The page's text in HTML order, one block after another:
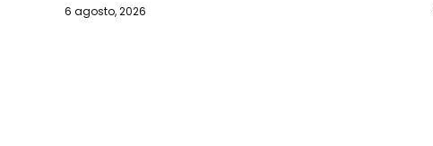
6 agosto, 2026